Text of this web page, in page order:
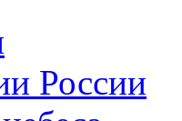
России